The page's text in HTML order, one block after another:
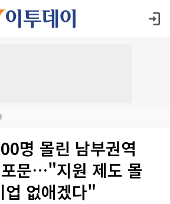
명 몰린 남부권역
문…"지원 제도 몰
업 없애겠다"